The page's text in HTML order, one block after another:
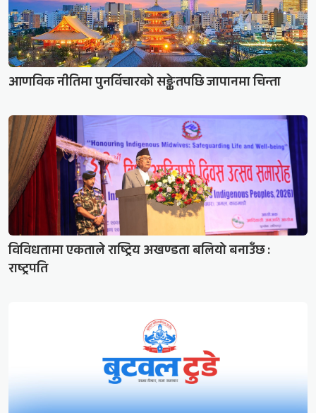
आणविक नीतिमा पुनर्विचारको सङ्केतपछि जापानमा चिन्ता
विविधतामा एकताले राष्ट्रिय अखण्डता बलियो बनाउँछ :
राष्ट्रपति